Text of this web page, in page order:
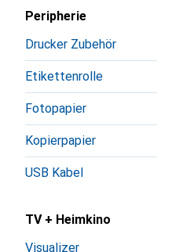
Peripherie
Drucker Zubehör
Etikettenrolle
Fotopapier
Kopierpapier
USB Kabel
TV + Heimkino
Visualizer